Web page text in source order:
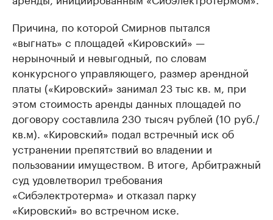
Причина, по которой Смирнов пытался
«выгнать» с площадей «Кировский» —
нерыночный и невыгодный, по словам
конкурсного управляющего, размер арендной
платы («Кировский» занимал 23 тыс кв. м, при
этом стоимость аренды данных площадей по
договору составлила 230 тысяч рублей (10 руб./
кв.м). «Кировский» подал встречный иск об
устранении препятствий во владении и
пользовании имуществом. В итоге, Арбитражный
суд удовлетворил требования
«Сибэлектротерма» и отказал парку
«Кировский» во встречном иске.